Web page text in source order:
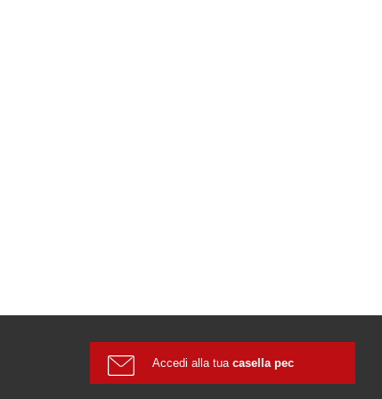
Accedi alla tua casella pec